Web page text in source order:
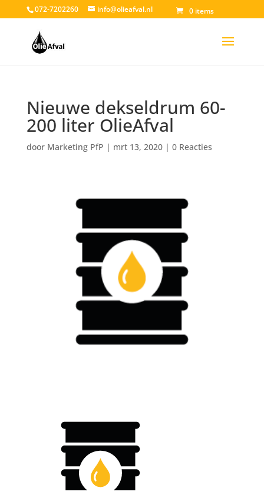
072-7202260 info@olieafval.nl 0 items
Nieuwe dekseldrum 60-
200 liter OlieAfval
door Marketing PfP | mrt 13, 2020| 0 Reacties